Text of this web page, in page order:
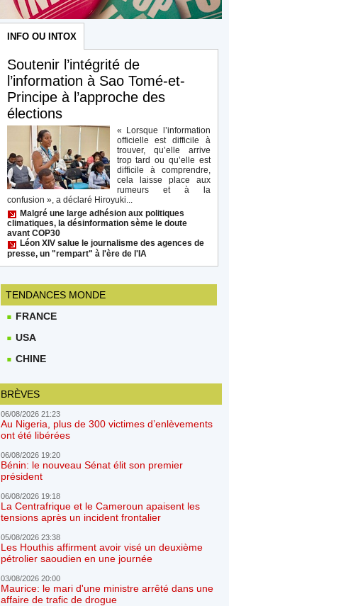
INFO OU INTOX
Soutenir l’intégrité de
l’information à Sao Tomé-et-
Principe à l’approche des
élections
« Lorsque l’information
officielle est difficile à
trouver, qu’elle arrive
trop tard ou qu’elle est
difficile à comprendre,
cela laisse place aux
rumeurs et à la
confusion », a déclaré Hiroyuki...
Malgré une large adhésion aux politiques
climatiques, la désinformation sème le doute
avant COP30
Léon XIV salue le journalisme des agences de
presse, un "rempart" à l'ère de l'IA
TENDANCES MONDE
FRANCE
USA
CHINE
BRÈVES
06/08/2026 21:23
Au Nigeria, plus de 300 victimes d’enlèvements
ont été libérées
06/08/2026 19:20
Bénin: le nouveau Sénat élit son premier
président
06/08/2026 19:18
La Centrafrique et le Cameroun apaisent les
tensions après un incident frontalier
05/08/2026 23:38
Les Houthis affirment avoir visé un deuxième
pétrolier saoudien en une journée
03/08/2026 20:00
Maurice: le mari d'une ministre arrêté dans une
affaire de trafic de drogue